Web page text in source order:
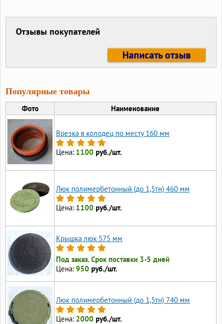
Отзывы покупателей
Написать отзыв
Популярные товары
Фото Наименование
Врезка в колодец по месту 160 мм
Цена: 1100 руб./шт.
Люк полимербетонный (до 1,5тн) 460 мм
Цена: 1100 руб./шт.
Крышка люк 575 мм
Под заказ. Срок поставки 3-5 дней
Цена: 950 руб./шт.
Люк полимербетонный (до 1,5тн) 740 мм
Цена: 2000 руб./шт.